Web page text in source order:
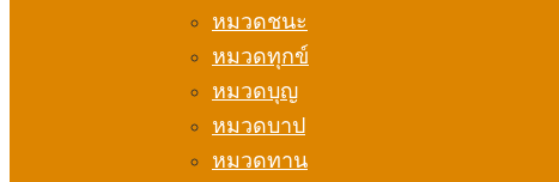
หมวดชนะ
หมวดทุกข์
หมวดบุญ
หมวดบาป
หมวดทาน